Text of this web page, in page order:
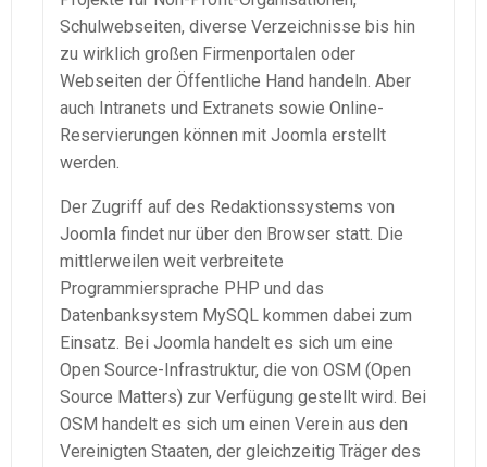
Schulwebseiten, diverse Verzeichnisse bis hin
zu wirklich großen Firmenportalen oder
Webseiten der Öffentliche Hand handeln. Aber
auch Intranets und Extranets sowie Online-
Reservierungen können mit Joomla erstellt
werden.
Der Zugriff auf des Redaktionssystems von
Joomla findet nur über den Browser statt. Die
mittlerweilen weit verbreitete
Programmiersprache PHP und das
Datenbanksystem MySQL kommen dabei zum
Einsatz. Bei Joomla handelt es sich um eine
Open Source-Infrastruktur, die von OSM (Open
Source Matters) zur Verfügung gestellt wird. Bei
OSM handelt es sich um einen Verein aus den
Vereinigten Staaten, der gleichzeitig Träger des